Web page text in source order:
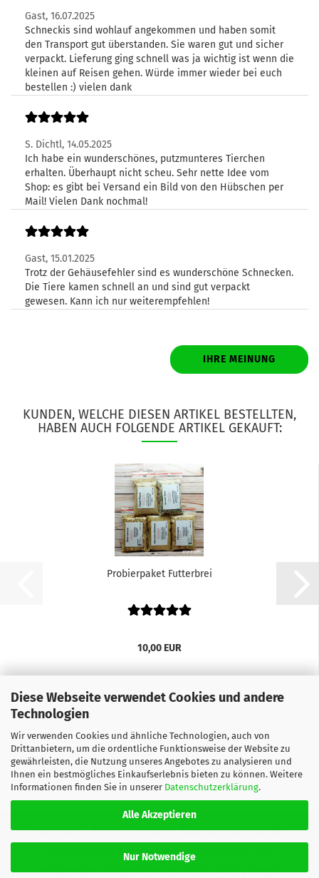
Diese Webseite verwendet Cookies und andere
Technologien
Wir verwenden Cookies und ähnliche Technologien, auch von
Drittanbietern, um die ordentliche Funktionsweise der Website zu
gewährleisten, die Nutzung unseres Angebotes zu analysieren und
Ihnen ein bestmögliches Einkaufserlebnis bieten zu können. Weitere
Informationen finden Sie in unserer Datenschutzerklärung.
Alle Akzeptieren
Nur Notwendige
Gast, 16.07.2025
Schneckis sind wohlauf angekommen und haben somit
den Transport gut überstanden. Sie waren gut und sicher
verpackt. Lieferung ging schnell was ja wichtig ist wenn die
kleinen auf Reisen gehen. Würde immer wieder bei euch
bestellen :) vielen dank
S. Dichtl, 14.05.2025
Ich habe ein wunderschönes, putzmunteres Tierchen
erhalten. Überhaupt nicht scheu. Sehr nette Idee vom
Shop: es gibt bei Versand ein Bild von den Hübschen per
Mail! Vielen Dank nochmal!
Gast, 15.01.2025
Trotz der Gehäusefehler sind es wunderschöne Schnecken.
Die Tiere kamen schnell an und sind gut verpackt
gewesen. Kann ich nur weiterempfehlen!
IHRE MEINUNG
KUNDEN, WELCHE DIESEN ARTIKEL BESTELLTEN,
HABEN AUCH FOLGENDE ARTIKEL GEKAUFT:
Probierpaket Futterbrei
10,00 EUR
Impressum Kontakt
Versand- & Zahlungsbedingungen
Widerrufsrecht & Muster-Widerrufsformular
Privatsphäre und Datenschutz
Cookie Einstellungen